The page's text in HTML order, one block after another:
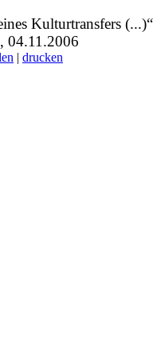
Kulturtransfers (...)“
04.11.2006
| drucken